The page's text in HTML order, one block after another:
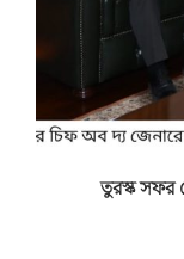
তুরস্ক সফর